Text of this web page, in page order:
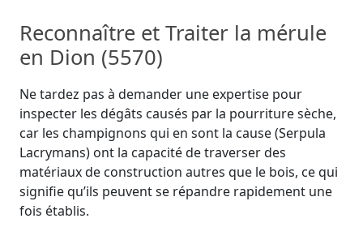
Reconnaître et Traiter la mérule
en Dion (5570)
Ne tardez pas à demander une expertise pour
inspecter les dégâts causés par la pourriture sèche,
car les champignons qui en sont la cause (Serpula
Lacrymans) ont la capacité de traverser des
matériaux de construction autres que le bois, ce qui
signifie qu’ils peuvent se répandre rapidement une
fois établis.